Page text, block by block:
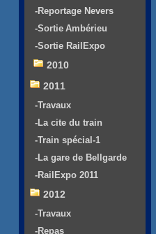
-Reportage Nevers
-Sortie Ambérieu
-Sortie RailExpo
2010
2011
-Travaux
-La cite du train
-Train spécial-1
-La gare de Bellgarde
-RailExpo 2011
2012
-Travaux
-Repas